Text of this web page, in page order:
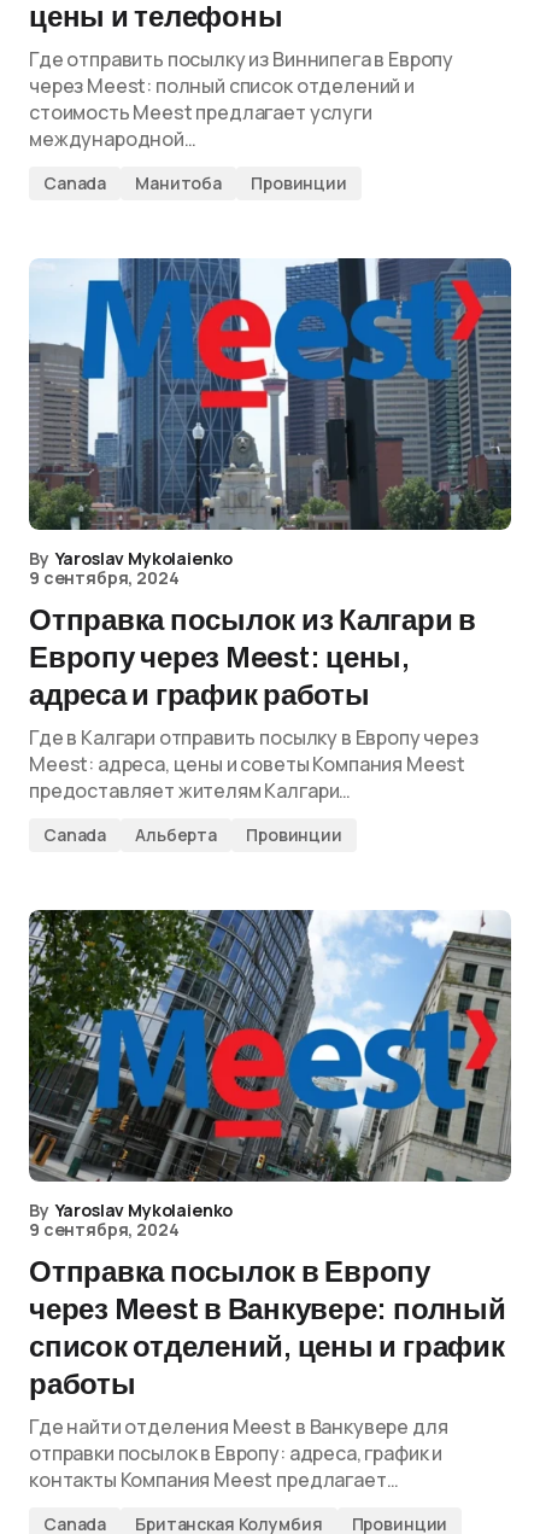
цены и телефоны
Где отправить посылку из Виннипега в Европу
через Meest: полный список отделений и
стоимость Meest предлагает услуги
международной…
Canada Манитоба Провинции
By Yaroslav Mykolaienko
9 сентября, 2024
Отправка посылок из Калгари в
Европу через Meest: цены,
адреса и график работы
Где в Калгари отправить посылку в Европу через
Meest: адреса, цены и советы Компания Meest
предоставляет жителям Калгари…
Canada Альберта Провинции
By Yaroslav Mykolaienko
9 сентября, 2024
Отправка посылок в Европу
через Meest в Ванкувере: полный
список отделений, цены и график
работы
Где найти отделения Meest в Ванкувере для
отправки посылок в Европу: адреса, график и
контакты Компания Meest предлагает…
Canada Британская Колумбия Провинции